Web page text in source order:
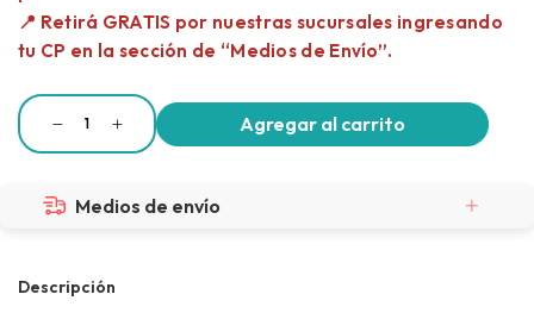
Medios de envío
Descripción